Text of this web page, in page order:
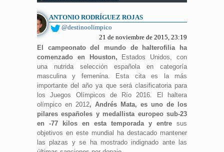
ANTONIO RODRÍGUEZ ROJAS
@destinoolimpico
21 de noviembre de 2015, 23:19
El campeonato del mundo de halterofilia ha
comenzado en Houston, Estados Unidos, con
una nutrida selección española en categoría
masculina y femenina. Esta cita es la más
importante del año ya que será clasificatoria para
los Juegos Olímpicos de Río 2016. El haltera
olímpico en 2012, Andrés Mata, es uno de los
pilares españoles y medallista europeo sub-23
en -77 kilos en esta temporada y entre sus
objetivos en este mundial ha destacado mantener
las plazas y se ha mostrado indignado ante las